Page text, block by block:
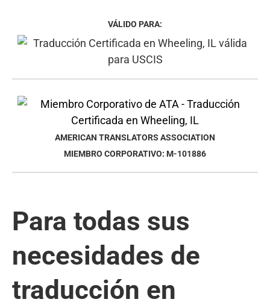
VÁLIDO PARA:
AMERICAN TRANSLATORS ASSOCIATION
MIEMBRO CORPORATIVO: M-101886
Para todas sus
necesidades de
traducción en